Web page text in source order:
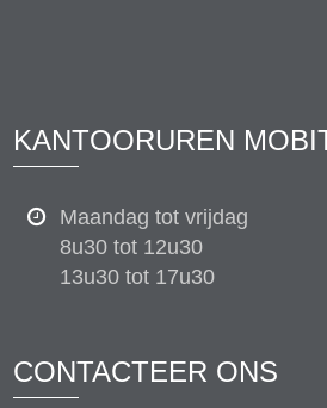
KANTOORUREN
Maandag tot vrijdag
8u30 tot 12u30
13u30 tot 17u30
CONTACTEER ONS